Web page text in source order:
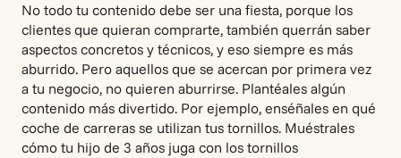
No todo tu contenido debe ser una fiesta, porque los
clientes que quieran comprarte, también querrán saber
aspectos concretos y técnicos, y eso siempre es más
aburrido. Pero aquellos que se acercan por primera vez
a tu negocio, no quieren aburrirse. Plantéales algún
contenido más divertido. Por ejemplo, enséñales en qué
coche de carreras se utilizan tus tornillos. Muéstrales
cómo tu hijo de 3 años juga con los tornillos